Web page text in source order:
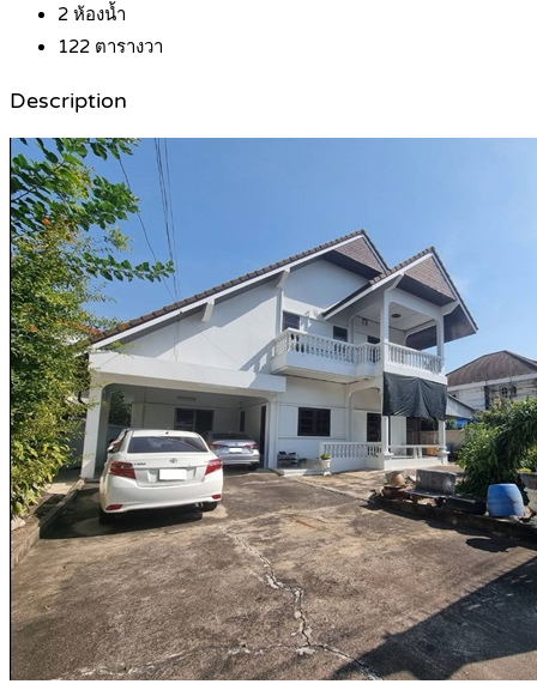
2 ห้องน้ำ
122 ตารางวา
Description